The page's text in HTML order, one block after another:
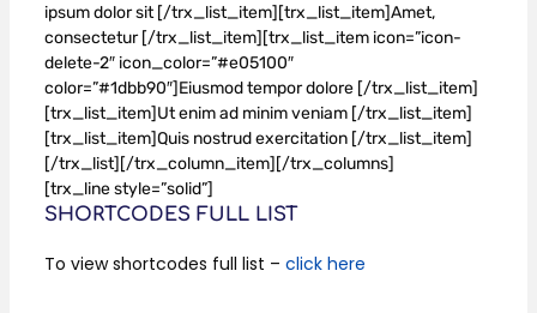
ipsum dolor sit [/trx_list_item][trx_list_item]Amet,
consectetur [/trx_list_item][trx_list_item icon=”icon-
delete-2″ icon_color=”#e05100″
color=”#1dbb90″]Eiusmod tempor dolore [/trx_list_item]
[trx_list_item]Ut enim ad minim veniam [/trx_list_item]
[trx_list_item]Quis nostrud exercitation [/trx_list_item]
[/trx_list][/trx_column_item][/trx_columns]
[trx_line style=”solid”]
SHORTCODES FULL LIST
To view shortcodes full list – click here